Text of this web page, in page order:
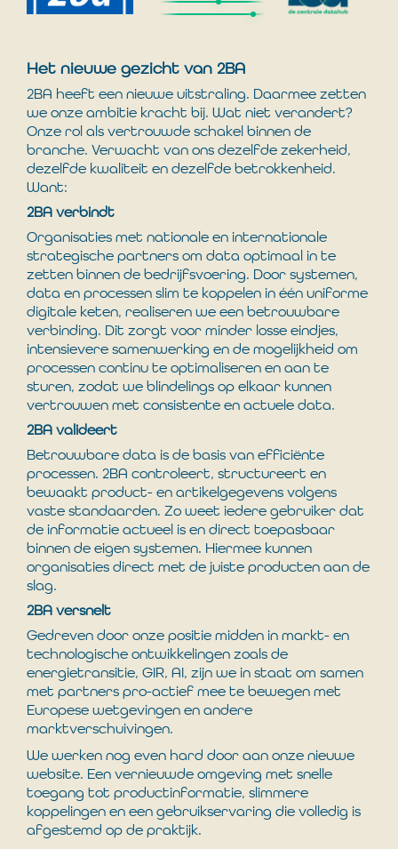
Het nieuwe gezicht van 2BA
2BA heeft een nieuwe uitstraling. Daarmee zetten
we onze ambitie kracht bij. Wat niet verandert?
Onze rol als vertrouwde schakel binnen de
branche. Verwacht van ons dezelfde zekerheid,
dezelfde kwaliteit en dezelfde betrokkenheid.
Want:
2BA verbindt
Organisaties met nationale en internationale
strategische partners om data optimaal in te
zetten binnen de bedrijfsvoering. Door systemen,
data en processen slim te koppelen in één uniforme
digitale keten, realiseren we een betrouwbare
verbinding. Dit zorgt voor minder losse eindjes,
intensievere samenwerking en de mogelijkheid om
processen continu te optimaliseren en aan te
sturen, zodat we blindelings op elkaar kunnen
vertrouwen met consistente en actuele data.
2BA valideert
Betrouwbare data is de basis van efficiënte
processen. 2BA controleert, structureert en
bewaakt product- en artikelgegevens volgens
vaste standaarden. Zo weet iedere gebruiker dat
de informatie actueel is en direct toepasbaar
binnen de eigen systemen. Hiermee kunnen
organisaties direct met de juiste producten aan de
slag.
2BA versnelt
Gedreven door onze positie midden in markt- en
technologische ontwikkelingen zoals de
energietransitie, GIR, AI, zijn we in staat om samen
met partners pro-actief mee te bewegen met
Europese wetgevingen en andere
marktverschuivingen.
We werken nog even hard door aan onze nieuwe
website. Een vernieuwde omgeving met snelle
toegang tot productinformatie, slimmere
koppelingen en een gebruikservaring die volledig is
afgestemd op de praktijk.